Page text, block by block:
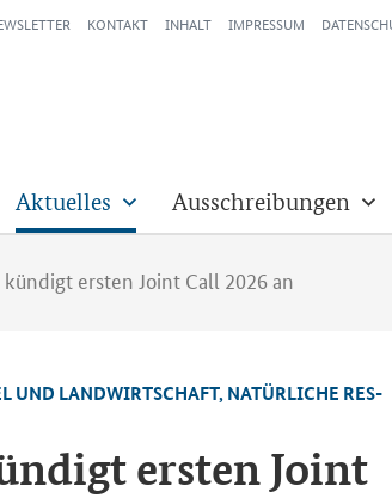
KONTAKT INHALT IMPRESSUM
Aktuelles Ausschreibungen
ersten Joint Call 2026 an
UND LAND­WIRT­SCHAFT, NA­TÜR­LI­CHE RES­
ers­ten Joint